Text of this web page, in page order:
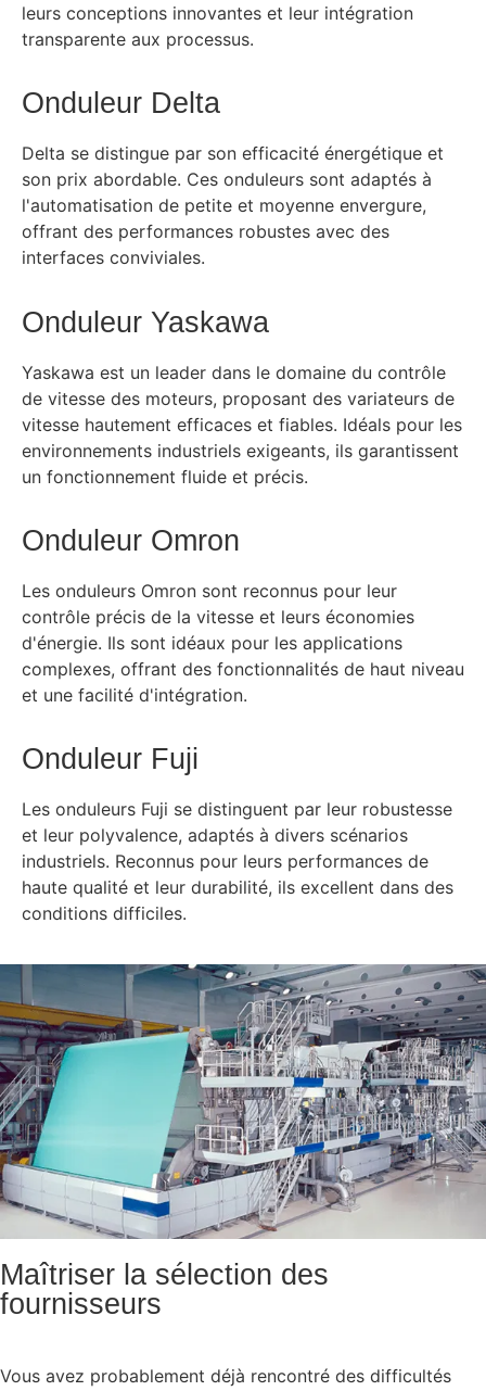
leurs conceptions innovantes et leur intégration
transparente aux processus.
Onduleur Delta
Delta se distingue par son efficacité énergétique et
son prix abordable. Ces onduleurs sont adaptés à
l'automatisation de petite et moyenne envergure,
offrant des performances robustes avec des
interfaces conviviales.
Onduleur Yaskawa
Yaskawa est un leader dans le domaine du contrôle
de vitesse des moteurs, proposant des variateurs de
vitesse hautement efficaces et fiables. Idéals pour les
environnements industriels exigeants, ils garantissent
un fonctionnement fluide et précis.
Onduleur Omron
Les onduleurs Omron sont reconnus pour leur
contrôle précis de la vitesse et leurs économies
d'énergie. Ils sont idéaux pour les applications
complexes, offrant des fonctionnalités de haut niveau
et une facilité d'intégration.
Onduleur Fuji
Les onduleurs Fuji se distinguent par leur robustesse
et leur polyvalence, adaptés à divers scénarios
industriels. Reconnus pour leurs performances de
haute qualité et leur durabilité, ils excellent dans des
conditions difficiles.
Maîtriser la sélection des
fournisseurs
Vous avez probablement déjà rencontré des difficultés